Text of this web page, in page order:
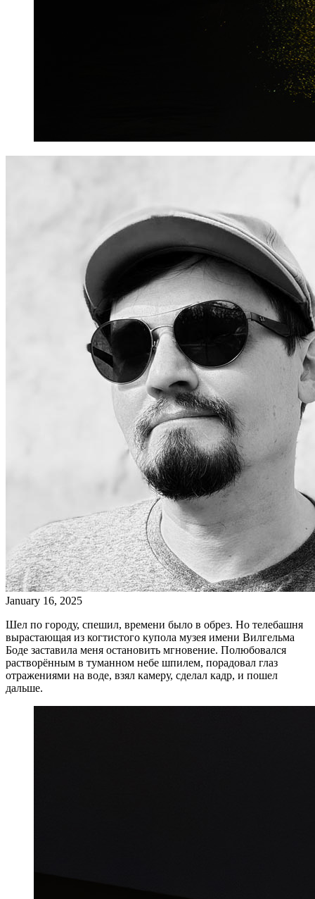
January 16, 2025
Шел по городу, спешил, времени было в обрез. Но телебашня
вырастающая из когтистого купола музея имени Вилгельма
Боде заставила меня остановить мгновение. Полюбовался
растворённым в туманном небе шпилем, порадовал глаз
отражениями на воде, взял камеру, сделал кадр, и пошел
дальше.